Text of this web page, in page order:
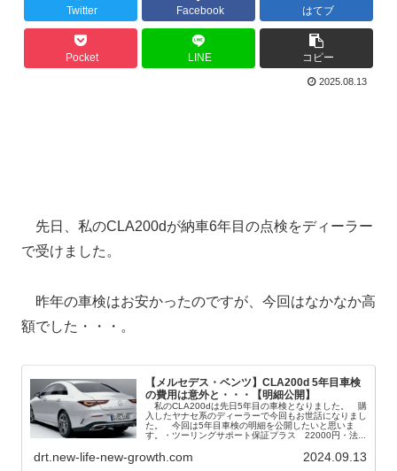
Twitter Facebook はてブ
Pocket LINE コピー
2025.08.13
先日、私のCLA200dが納車6年目の点検をディーラー
で受けました。
昨年の車検はお安かったのですが、今回はなかなか高
額でした・・・。
【メルセデス・ベンツ】CLA200d 5年目車検
の費用は意外と・・・【明細公開】
私のCLA200dは先日5年目の車検となりました。 購
入したヤナセ系のディーラーで今回もお世話になりまし
た。 今回は5年目車検の明細を公開したいと思いま
す。・ツーリングサポート保証プラス 22000円・法...
drt.new-life-new-growth.com 2024.09.13